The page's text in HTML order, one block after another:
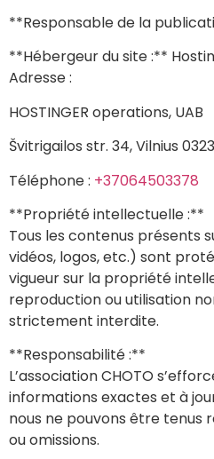
**Responsable de la
**Hébergeur du site :**
Adresse :
HOSTINGER operations, UAB
Švitrigailos str. 34, Vilnius
Téléphone : +37064503378
**Propriété intellectuelle :**
Tous les contenus présents
vidéos, logos, etc.) sont
vigueur sur la propriété
reproduction ou utilisation
strictement interdite.
**Responsabilité :**
L’association CHOTO
informations exactes et à
nous ne pouvons être tenus
ou omissions.